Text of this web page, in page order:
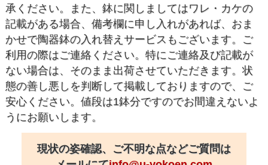
承ください。また、鉢に関しましてはワレ・カケの
記載がある場合、備考欄に申し入れがあれば、おま
かせで陶器鉢の入れ替えサービスもございます。ご
利用の際はご連絡ください。特にご連絡及び記載が
ない場合は、そのまま出荷させていただきます。状
態の善し悪しを判断して掲載しておりますので、ご
安心ください。値段は1鉢分ですのでお間違えないよ
うにお願いします。
現状の姿確認、ご不明な点などご質問は